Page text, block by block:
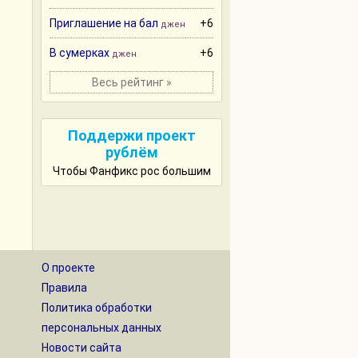
Приглашение на бал джен +6
В сумерках джен +6
Весь рейтинг »
Поддержи проект
рублём
Чтобы Фанфикс рос большим
О проекте
Правила
Политика обработки
персональных данных
Новости сайта